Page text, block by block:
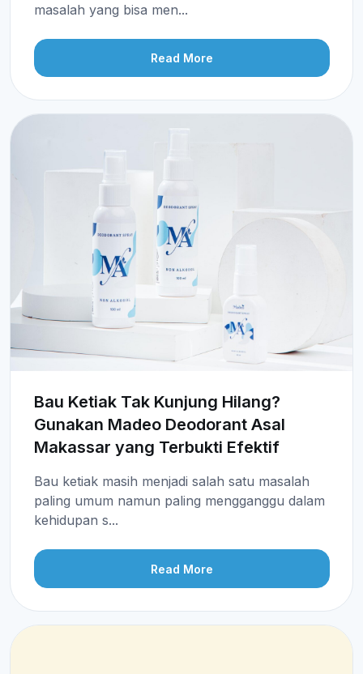
masalah yang bisa men...
Read More
Bau Ketiak Tak Kunjung Hilang?
Gunakan Madeo Deodorant Asal
Makassar yang Terbukti Efektif
Bau ketiak masih menjadi salah satu masalah
paling umum namun paling mengganggu dalam
kehidupan s...
Read More